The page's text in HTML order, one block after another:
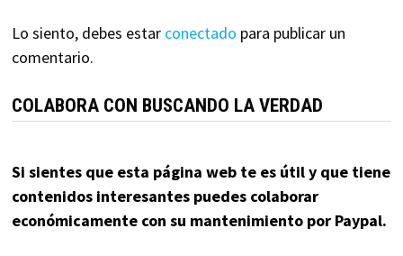
Lo siento, debes estar conectado para publicar un
comentario.
COLABORA CON BUSCANDO LA VERDAD
Si sientes que esta página web te es útil y que tiene
contenidos interesantes puedes colaborar
económicamente con su mantenimiento por Paypal.